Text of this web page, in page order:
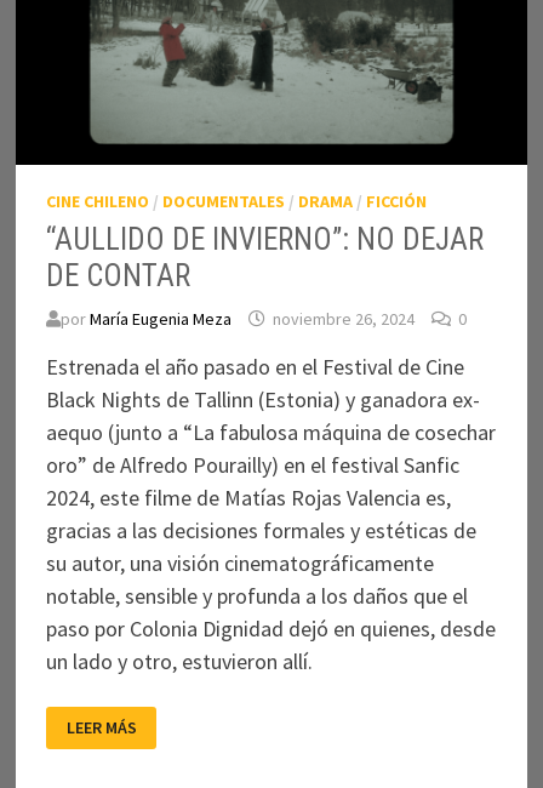
CINE CHILENO / DOCUMENTALES / DRAMA/ FICCIÓN
“AULLIDO DE INVIERNO”: NO DEJAR
DE CONTAR
porMaría Eugenia Meza noviembre 26, 2024 0
Estrenada el año pasado en el Festival de Cine
Black Nights de Tallinn (Estonia) y ganadora ex-
aequo (junto a “La fabulosa máquina de cosechar
oro” de Alfredo Pourailly) en el festival Sanfic
2024, este filme de Matías Rojas Valencia es,
gracias a las decisiones formales y estéticas de
su autor, una visión cinematográficamente
notable, sensible y profunda a los daños que el
paso por Colonia Dignidad dejó en quienes, desde
un lado y otro, estuvieron allí.
“AULLIDO
DE
INVIERNO”:
LEER MÁS